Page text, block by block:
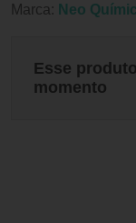
Marca: Neo
Esse
momento